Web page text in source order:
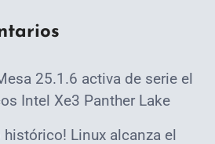
25.1.6 activa de serie el
Intel Xe3 Panther Lake
histórico! Linux alcanza el